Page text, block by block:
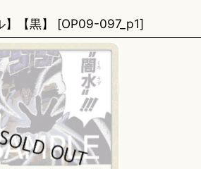
【黒】 [OP09-097_p1]